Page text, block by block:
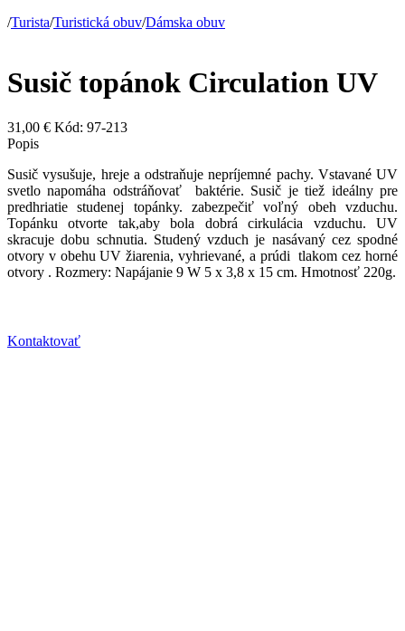
/Turista/Turistická obuv/Dámska obuv
Susič topánok Circulation UV
31,00 € Kód: 97-213
Popis
Susič vysušuje, hreje a odstraňuje nepríjemné pachy. Vstavané UV
svetlo napomáha odstráňovať baktérie. Susič je tiež ideálny pre
predhriatie studenej topánky. zabezpečiť voľný obeh vzduchu.
Topánku otvorte tak,aby bola dobrá cirkulácia vzduchu. UV
skracuje dobu schnutia. Studený vzduch je nasávaný cez spodné
otvory v obehu UV žiarenia, vyhrievané, a prúdi tlakom cez horné
otvory . Rozmery: Napájanie 9 W 5 x 3,8 x 15 cm. Hmotnosť 220g.
Kontaktovať